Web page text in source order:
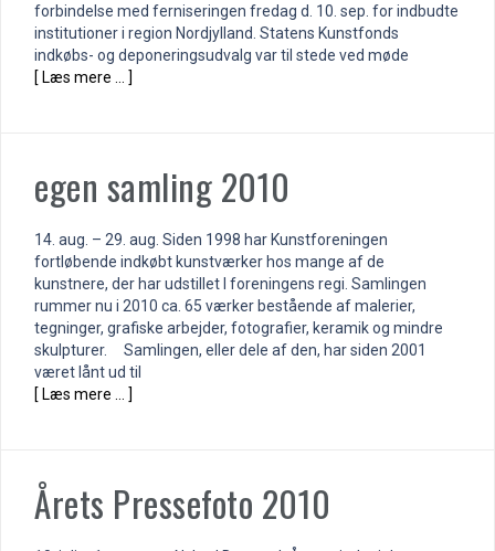
forbindelse med ferniseringen fredag d. 10. sep. for indbudte
institutioner i region Nordjylland. Statens Kunstfonds
indkøbs- og deponeringsudvalg var til stede ved møde
[ Læs mere … ]
egen samling 2010
14. aug. – 29. aug. Siden 1998 har Kunstforeningen
fortløbende indkøbt kunstværker hos mange af de
kunstnere, der har udstillet I foreningens regi. Samlingen
rummer nu i 2010 ca. 65 værker bestående af malerier,
tegninger, grafiske arbejder, fotografier, keramik og mindre
skulpturer. Samlingen, eller dele af den, har siden 2001
været lånt ud til
[ Læs mere … ]
Årets Pressefoto 2010